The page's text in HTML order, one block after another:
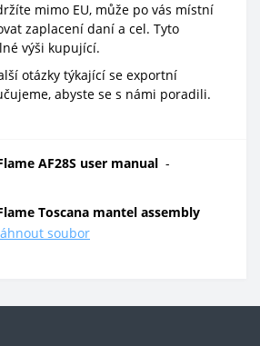
mimo EU, může po vás místní
zaplacení daní a cel. Tyto
výši kupující.
otázky týkající se exportní
abyste se s námi poradili.
AF28S user manual -
Toscana mantel assembly
soubor